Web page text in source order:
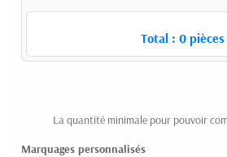
Total : 0pièces
La quantité minimale pour pouvoir
Marquages personnalisés